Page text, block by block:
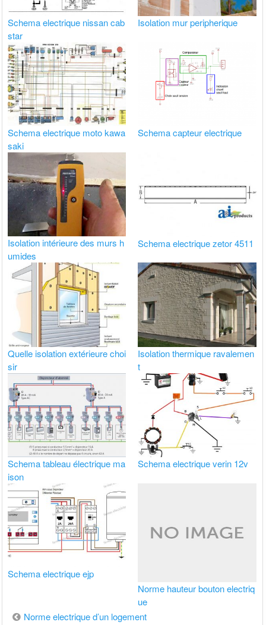
Schema electrique nissan cab
star
Isolation mur peripherique
Schema electrique moto kawa
saki
Schema capteur electrique
Isolation intérieure des murs h
umides
Schema electrique zetor 4511
Quelle isolation extérieure choi
sir
Isolation thermique ravalemen
t
Schema tableau électrique ma
ison
Schema electrique verin 12v
Schema electrique ejp
Norme hauteur bouton electriq
ue
Navigation
Norme electrique d’un logement